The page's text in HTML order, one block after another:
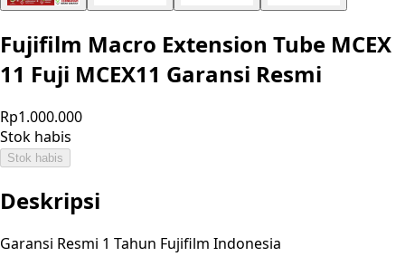
Fujifilm Macro Extension Tube MCEX
11 Fuji MCEX11 Garansi Resmi
Rp1.000.000
Stok habis
Stok habis
Deskripsi
Garansi Resmi 1 Tahun Fujifilm Indonesia